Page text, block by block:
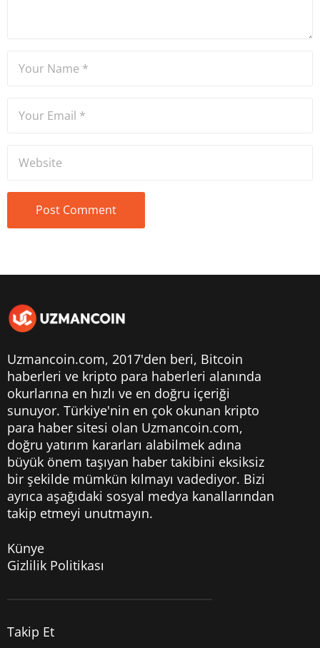
Uzmancoin.com, 2017'den beri, Bitcoin
haberleri ve kripto para haberleri alanında
okurlarına en hızlı ve en doğru içeriği
sunuyor. Türkiye'nin en çok okunan kripto
para haber sitesi olan Uzmancoin.com,
doğru yatırım kararları alabilmek adına
büyük önem taşıyan haber takibini eksiksiz
bir şekilde mümkün kılmayı vadediyor. Bizi
ayrıca aşağıdaki sosyal medya kanallarından
takip etmeyi unutmayın.
Künye
Gizlilik Politikası
Takip Et